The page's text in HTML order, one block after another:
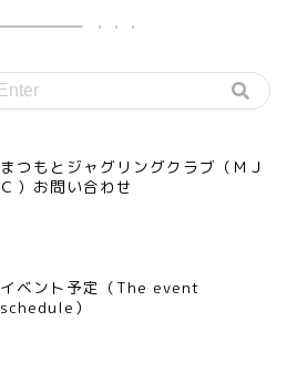
まつもとジャグリングクラブ（ＭＪ
Ｃ）お問い合わせ
イベント予定（The event
schedule）